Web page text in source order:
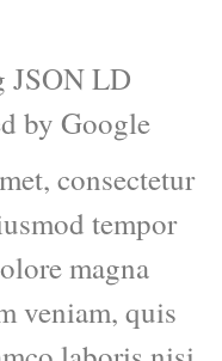
JSON LD
by Google
consectetur
tempor
magna
veniam, quis